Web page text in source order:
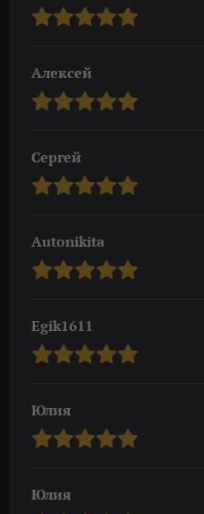
Алексей
Сергей
Autonikita
Egik1611
Юлия
Юлия